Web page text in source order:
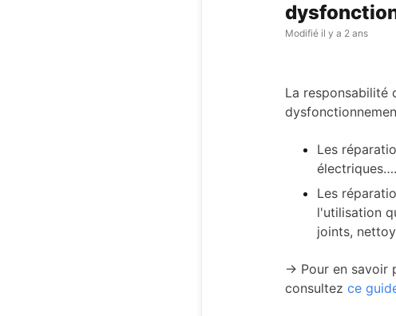
Modifié il y a 2 ans
La responsabilité
Les
Les
l'utilisation
joints,
→ Pour en savoir
consultez ce